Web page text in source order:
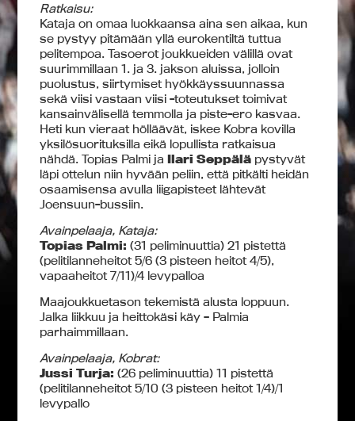
Ratkaisu:
Kataja on omaa luokkaansa aina sen aikaa, kun
se pystyy pitämään yllä eurokentiltä tuttua
pelitempoa. Tasoerot joukkueiden välillä ovat
suurimmillaan 1. ja 3. jakson aluissa, jolloin
puolustus, siirtymiset hyökkäyssuunnassa
sekä viisi vastaan viisi -toteutukset toimivat
kansainvälisellä temmolla ja piste-ero kasvaa.
Heti kun vieraat hölläävät, iskee Kobra kovilla
yksilösuorituksilla eikä lopullista ratkaisua
nähdä. Topias Palmi jaIlari Seppälä pystyvät
läpi ottelun niin hyvään peliin, että pitkälti heidän
osaamisensa avulla liigapisteet lähtevät
Joensuun-bussiin.
Avainpelaaja, Kataja:
Topias Palmi: (31 peliminuuttia) 21 pistettä
(pelitilanneheitot 5/6 (3 pisteen heitot 4/5),
vapaaheitot 7/11)/4 levypalloa
Maajoukkuetason tekemistä alusta loppuun.
Jalka liikkuu ja heittokäsi käy – Palmia
parhaimmillaan.
Avainpelaaja, Kobrat:
Jussi Turja: (26 peliminuuttia) 11 pistettä
(pelitilanneheitot 5/10 (3 pisteen heitot 1/4)/1
levypallo